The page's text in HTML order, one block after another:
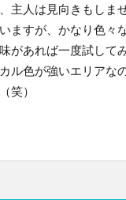
主人は見向きもしませ
ますが、かなり色々
があれば一度試して
ル色が強いエリアな
笑）